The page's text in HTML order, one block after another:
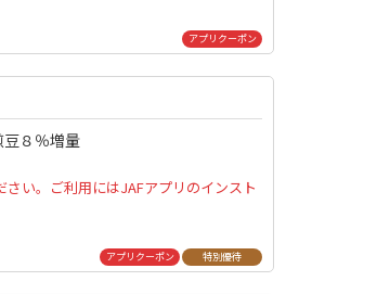
アプリクーポン
８％増量
い。ご利用にはJAFアプリのインスト
アプリクーポン 特別優待